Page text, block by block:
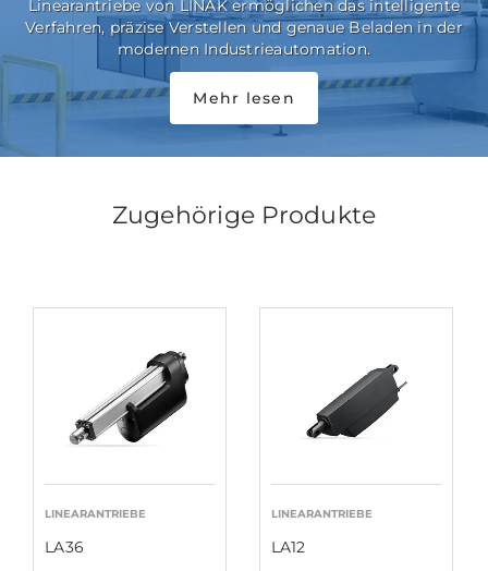
Linearantriebe von LINAK ermöglichen das intelligente
Verfahren, präzise Verstellen und genaue Beladen in der
modernen Industrieautomation.
Mehr lesen
Zugehörige Produkte
LINEARANTRIEBE
LA36
LINEARANTRIEBE
LA12